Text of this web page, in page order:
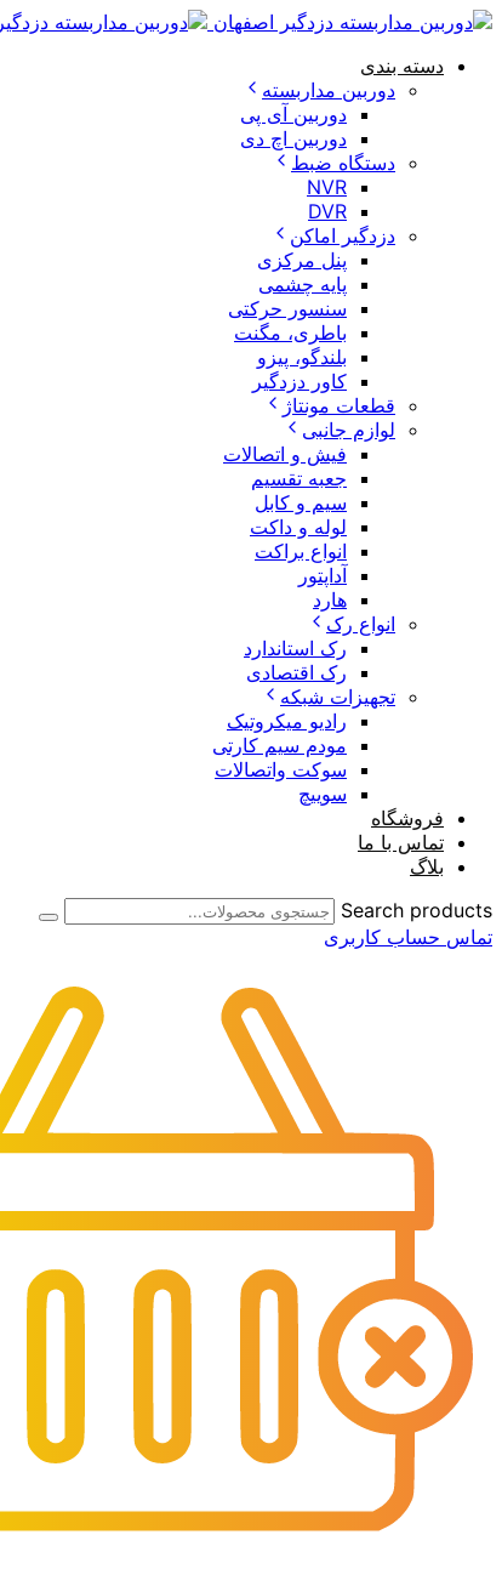
دسته بندی
دوربین مداربسته
دوربین آی پی
دوربین اچ دی
دستگاه ضبط
NVR
DVR
دزدگیر اماکن
پنل مرکزی
پایه چشمی
سنسور حرکتی
باطری، مگنت
بلندگو، پیزو
کاور دزدگیر
قطعات مونتاژ
لوازم جانبی
فیش و اتصالات
جعبه تقسیم
سیم و کابل
لوله و داکت
انواع براکت
آداپتور
هارد
انواع رک
رک استاندارد
رک اقتصادی
تجهیزات شبکه
رادیو میکروتیک
مودم سیم کارتی
سوکت واتصالات
سوییچ
فروشگاه
تماس با ما
بلاگ
Search products
تماس حساب کاربری